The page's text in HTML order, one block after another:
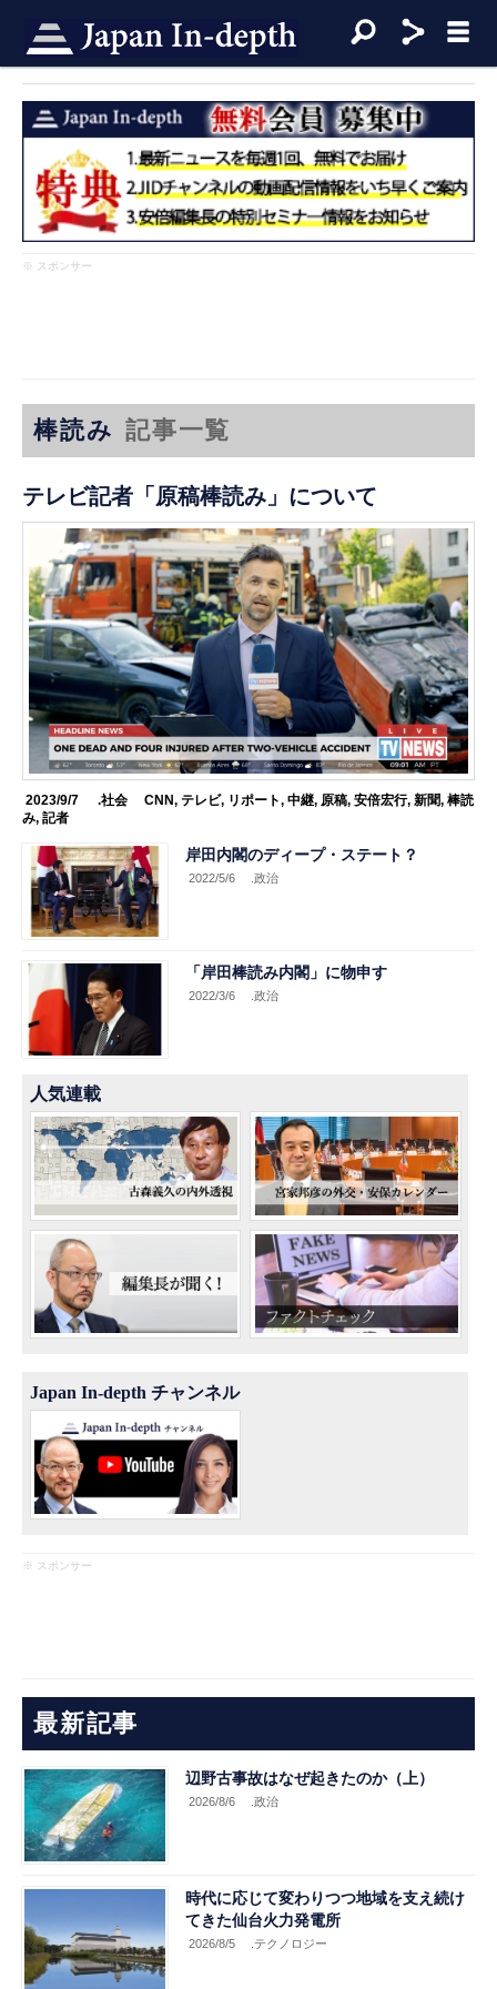
※ スポンサー
棒読み 記事一覧
テレビ記者「原稿棒読み」について
2023/9/7 .社会 CNN, テレビ, リポート, 中継, 原稿, 安倍宏行, 新聞, 棒読
み,記者
岸田内閣のディープ・ステート？
2022/5/6 .政治
「岸田棒読み内閣」に物申す
2022/3/6 .政治
人気連載
Japan In-depth チャンネル
※ スポンサー
最新記事
辺野古事故はなぜ起きたのか（上）
2026/8/6 .政治
時代に応じて変わりつつ地域を支え続け
てきた仙台火力発電所
2026/8/5 .テクノロジー